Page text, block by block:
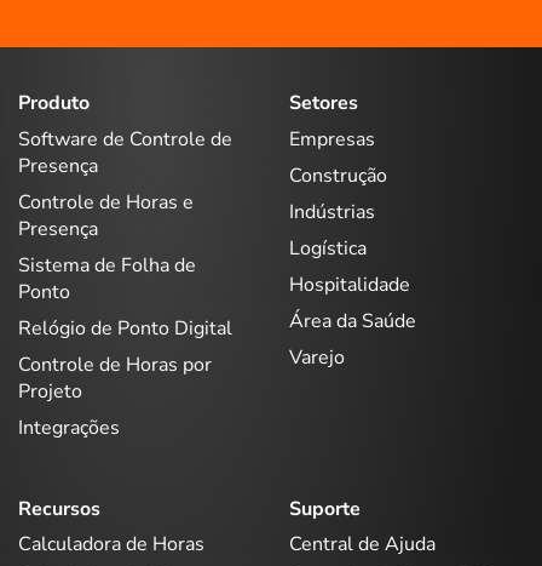
Produto
Software de Controle de
Presença
Controle de Horas e
Presença
Sistema de Folha de
Ponto
Relógio de Ponto Digital
Controle de Horas por
Projeto
Integrações
Setores
Empresas
Construção
Indústrias
Logística
Hospitalidade
Área da Saúde
Varejo
Recursos
Calculadora de Horas
Suporte
Central de Ajuda